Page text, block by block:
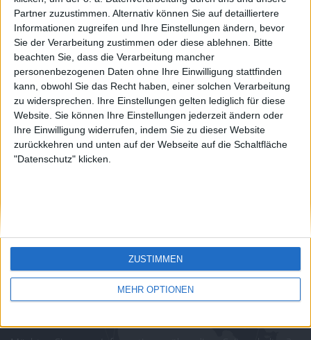
Partner zuzustimmen. Alternativ können Sie auf detailliertere
Informationen zugreifen und Ihre Einstellungen ändern, bevor
Sie der Verarbeitung zustimmen oder diese ablehnen.
Bitte
beachten Sie, dass die Verarbeitung mancher
personenbezogenen Daten ohne Ihre Einwilligung stattfinden
kann, obwohl Sie das Recht haben, einer solchen Verarbeitung
zu widersprechen. Ihre Einstellungen gelten lediglich für diese
Website. Sie können Ihre Einstellungen jederzeit ändern oder
Ihre Einwilligung widerrufen, indem Sie zu dieser Website
zurückkehren und unten auf der Webseite auf die Schaltfläche
"Datenschutz" klicken.
MEHR OPTIONEN
ZUSTIMMEN
juegos-geograficos.com
geographie-spiele.com
giochi-geografici.com
geoheroes.com
jeux-historiques.com
lemurdelapresse.com
jeuxpedago.com
billets-monuments.com
Kontakt
Rechtliche Hinweise
from an English-speaking
country
Join our American version now and be
among the firsts to submit your score
on our leaderboards!
Let's visit GeoHeroes.com!